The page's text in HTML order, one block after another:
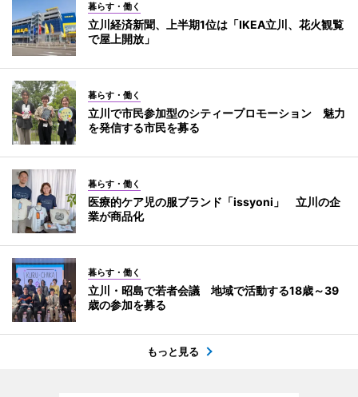
暮らす・働く
立川経済新聞、上半期1位は「IKEA立川、花火観覧
で屋上開放」
暮らす・働く
立川で市民参加型のシティープロモーション 魅力
を発信する市民を募る
暮らす・働く
医療的ケア児の服ブランド「issyoni」 立川の企
業が商品化
暮らす・働く
立川・昭島で若者会議 地域で活動する18歳～39
歳の参加を募る
もっと見る